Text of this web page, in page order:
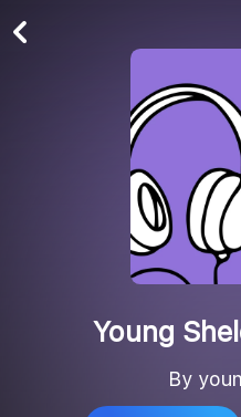
Young
By